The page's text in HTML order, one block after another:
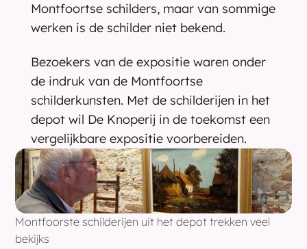
Montfoortse schilders, maar van sommige
werken is de schilder niet bekend.
Bezoekers van de expositie waren onder
de indruk van de Montfoortse
schilderkunsten. Met de schilderijen in het
depot wil De Knoperij in de toekomst een
vergelijkbare expositie voorbereiden.
Montfoorste schilderijen uit het depot trekken veel
bekijks